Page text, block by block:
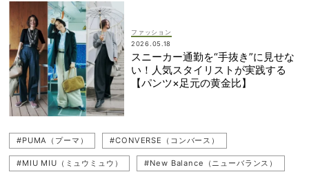
#スニーカー #LACOSTE（ラコステ）
#PUMA（プーマ）
ファッション
2026.05.18
スニーカー通勤を“手抜き”に見せな
い！人気スタイリストが実践する
【パンツ×足元の黄金比】
#PUMA（プーマ） #CONVERSE（コンバース）
#MIU MIU（ミュウミュウ） #New Balance（ニューバランス）